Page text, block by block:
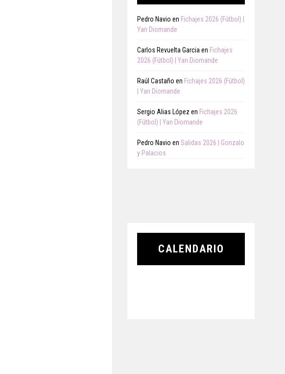
Pedro Navio en Fichajes 2026 (Fútbol) |
Yan Diomande
Carlos Revuelta Garcia en Fichajes
2026 (Fútbol) | Yan Diomande
Raúl Castaño en Fichajes 2026 (Fútbol)
| Yan Diomande
Sergio Alias López en Fichajes 2026
(Fútbol) | Yan Diomande
Pedro Navio en Salidas 2026 | Gonzalo
y Palacios
CALENDARIO